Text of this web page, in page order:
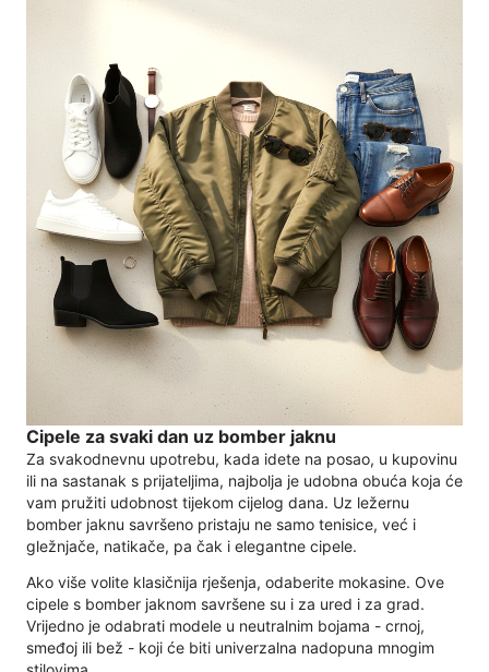
Cipele za svaki dan uz bomber jaknu
Za svakodnevnu upotrebu, kada idete na posao, u kupovinu
ili na sastanak s prijateljima, najbolja je udobna obuća koja će
vam pružiti udobnost tijekom cijelog dana. Uz ležernu
bomber jaknu savršeno pristaju ne samo tenisice, već i
gležnjače, natikače, pa čak i elegantne cipele.
Ako više volite klasičnija rješenja, odaberite mokasine. Ove
cipele s bomber jaknom savršene su i za ured i za grad.
Vrijedno je odabrati modele u neutralnim bojama - crnoj,
smeđoj ili bež - koji će biti univerzalna nadopuna mnogim